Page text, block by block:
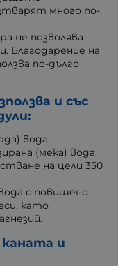
много по-
не позволява
Благодарение на
по-дълго
и със
вода;
(мека) вода;
на цели 350
с повишено
като
и